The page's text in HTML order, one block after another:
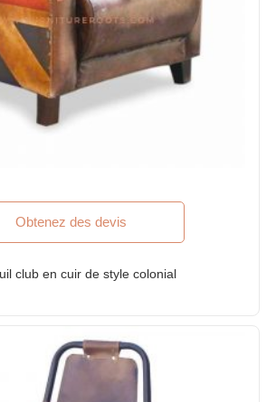
Obtenez des devis
club en cuir de style colonial